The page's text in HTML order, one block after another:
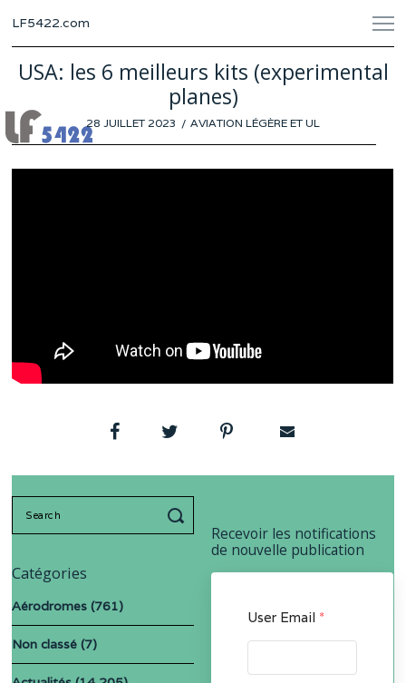
LF5422.com
USA: les 6 meilleurs kits (experimental
planes)
POSTED
ON
28 JUILLET 2023 23AVIATION LÉGÈRE ET UL
Recevoir les notifications
de nouvelle publication
User Email *
Catégories
Aérodromes (761)
Non classé (7)